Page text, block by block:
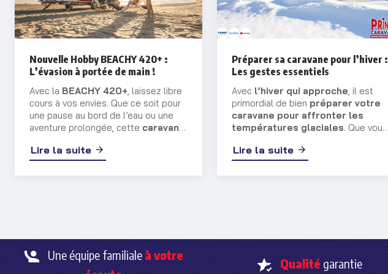
Nouvelle Hobby BEACHY 420+ :
L’évasion à portée de main !
Avec la BEACHY 420+ , laissez libre
cours à vos envies. Que ce soit pour
une pause au bord de l’eau ou une
aventure prolongée, cette caravane
mêlant sérénité et charme balnéaire.
Lire la suite
Préparer sa caravane pour l’hiver :
Les gestes essentiels
Avec l’hiver qui approche , il est
primordial de bien préparer votre
caravane pour affronter les
températures glaciales. Que vous
vous continuiez à l’utiliser, certaines
précautions s’imposent pour
préserver son état et éviter les
Lire la suite
Une équipe familialeà votre
Qualitégarantie